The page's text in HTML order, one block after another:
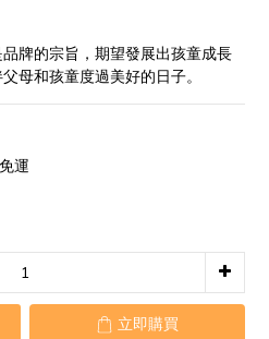
品牌的宗旨，期望發展出孩童成長
母和孩童度過美好的日子。
運
立即購買